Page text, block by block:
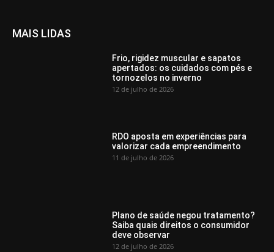
MAIS LIDAS
Frio, rigidez muscular e sapatos
apertados: os cuidados com pés e
tornozelos no inverno
12 de julho de 2026
RDO aposta em experiências para
valorizar cada empreendimento
11 de julho de 2026
Plano de saúde negou tratamento?
Saiba quais direitos o consumidor
deve observar
12 de julho de 2026